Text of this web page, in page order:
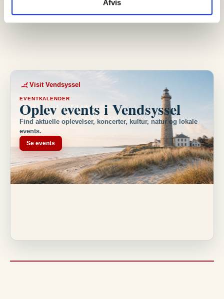
Afvis
onsdag kl. 9.30 i Skagen Kapel. Velkommen til en kort
morgenandagt og…
Visit Vendsyssel
EVENTKALENDER
Oplev events i Vendsyssel
Find aktuelle oplevelser, koncerter, kultur, natur og lokale
events.
Se events